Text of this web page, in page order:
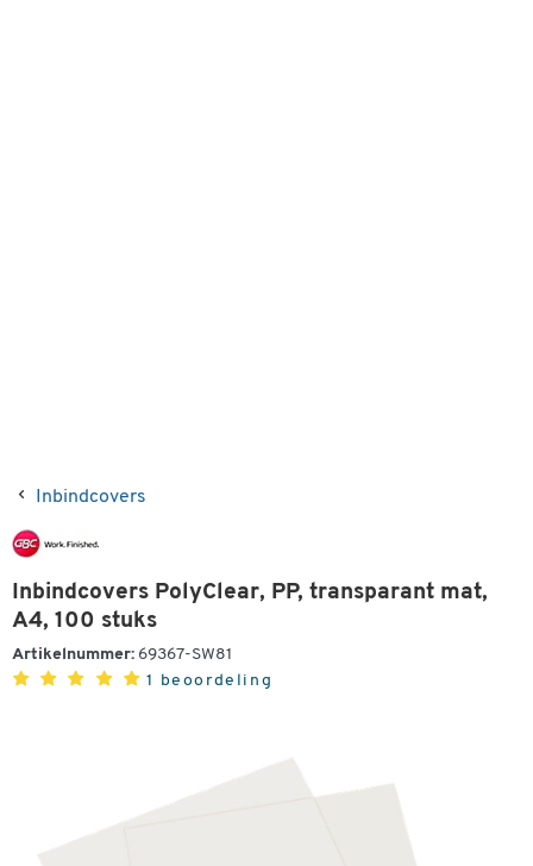
Inbindcovers
Inbindcovers PolyClear, PP, transparant mat,
A4, 100 stuks
Artikelnummer: 69367-SW81
1 beoordeling